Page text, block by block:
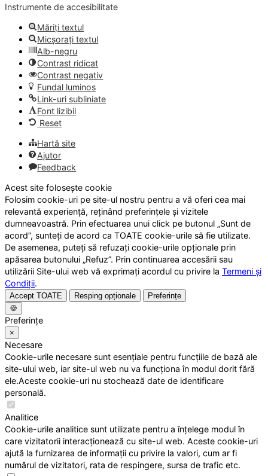
Instrumente de accesibilitate
Măriți textul
Micșorați textul
Alb-negru
Contrast ridicat
Contrast negativ
Fundal luminos
Link-uri subliniate
Font lizibil
Reset
Hartă site
Ajutor
Feedback
Acest site folosește cookie
Folosim cookie-uri pe site-ul nostru pentru a vă oferi cea mai
relevantă experiență, reținând preferințele și vizitele
dumneavoastră. Prin efectuarea unui click pe butonul „Sunt de
acord”, sunteți de acord ca TOATE cookie-urile să fie utilizate.
De asemenea, puteți să refuzați cookie-urile opționale prin
apăsarea butonului „Refuz”. Prin continuarea accesării sau
utilizării Site-ului web vă exprimați acordul cu privire la Termeni și
Condiții.
Accept TOATE Resping opționale
Preferințe
🍪
Preferințe
×
Necesare
Cookie-urile necesare sunt esențiale pentru funcțiile de bază ale
site-ului web, iar site-ul web nu va funcționa în modul dorit fără
ele.Aceste cookie-uri nu stochează date de identificare
personală.
Analitice
Cookie-urile analitice sunt utilizate pentru a înțelege modul în
care vizitatorii interacționează cu site-ul web. Aceste cookie-uri
ajută la furnizarea de informații cu privire la valori, cum ar fi
numărul de vizitatori, rata de respingere, sursa de trafic etc.